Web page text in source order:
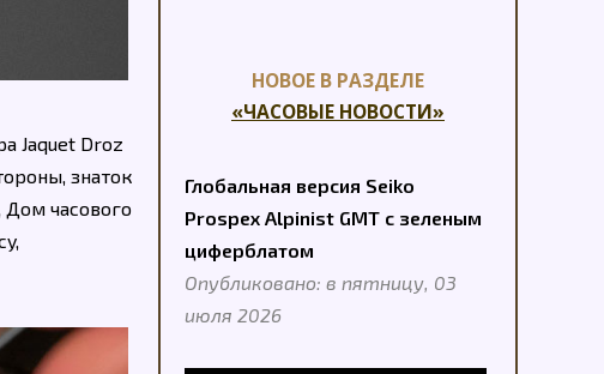
Jaquet Droz
знаток
часового
НОВОЕ В РАЗДЕЛЕ
«ЧАСОВЫЕ НОВОСТИ»
Глобальная версия Seiko
Prospex Alpinist GMT с зеленым
циферблатом
Опубликовано: в пятницу, 03
июля 2026